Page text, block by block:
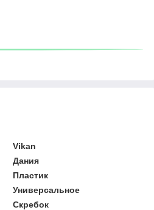
Vikan
Дания
Пластик
Универсальное
Скребок